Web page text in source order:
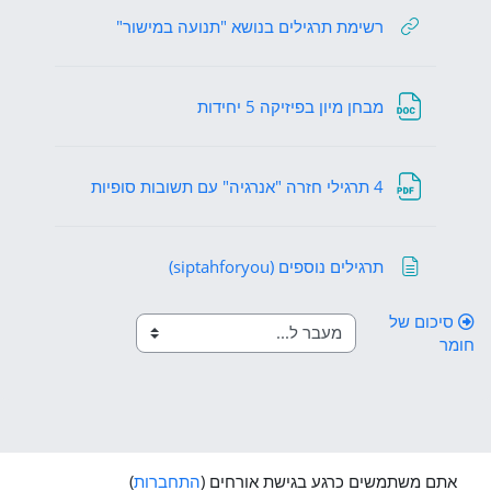
רשימת תרגילים בנושא "תנועה במישור"
מבחן מיון בפיזיקה 5 יחידות
4 תרגילי חזרה "אנרגיה" עם תשובות סופיות
תרגילים נוספים (siptahforyou) דף תוכן מעוצב
סיכום של
חומר
אתם משתמשים כרגע בגישת אורחים (התחברות)